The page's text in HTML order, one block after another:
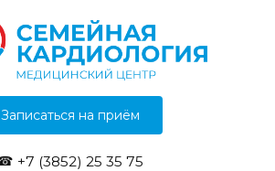
Записаться на приём
+7 (3852) 25 35 75